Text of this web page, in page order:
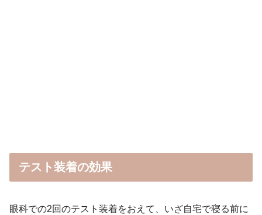
テスト装着の効果
眼科での2回のテスト装着をおえて、いざ自宅で寝る前に